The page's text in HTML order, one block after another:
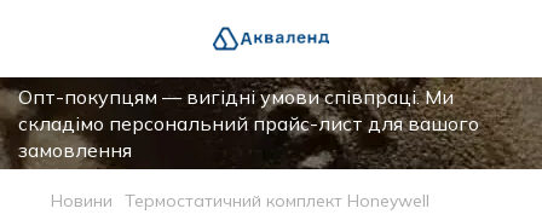
Опт-покупцям — вигідні умови співпраці. Ми
складімо персональний прайс-лист для вашого
замовлення
Новини Термостатичний комплект Honeywell